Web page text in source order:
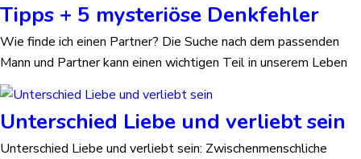
Tipps + 5 mysteriöse Denkfehler
Wie finde ich einen Partner? Die Suche nach dem passenden
Mann und Partner kann einen wichtigen Teil in unserem Leben
Unterschied Liebe und verliebt sein
Unterschied Liebe und verliebt sein: Zwischenmenschliche